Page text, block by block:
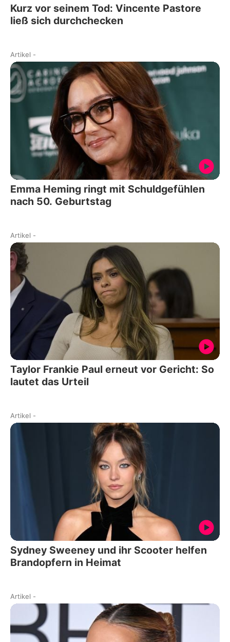
Kurz vor seinem Tod: Vincente Pastore
ließ sich durchchecken
Artikel -
Emma Heming ringt mit Schuldgefühlen
nach 50. Geburtstag
Artikel -
Taylor Frankie Paul erneut vor Gericht: So
lautet das Urteil
Artikel -
Sydney Sweeney und ihr Scooter helfen
Brandopfern in Heimat
Artikel -